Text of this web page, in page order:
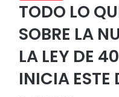
TODO LO
SOBRE LA
LA LEY DE
INICIA